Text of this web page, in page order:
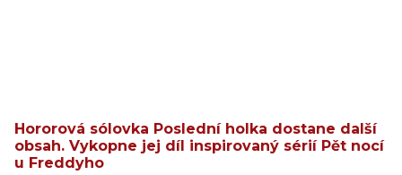
Hororová sólovka Poslední holka dostane další
obsah. Vykopne jej díl inspirovaný sérií Pět nocí
u Freddyho